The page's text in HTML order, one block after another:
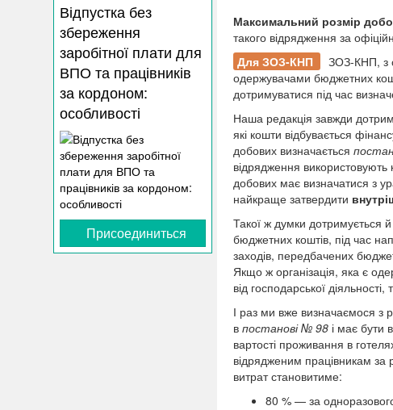
Відпустка без
збереження
заробітної плати для
ВПО та працівників
за кордоном:
особливості
Присоединиться
Максимальний розмір
такого відрядження за
Для ЗОЗ-КНП
ЗОЗ-КНП, з
одержувачами бюджетних
дотримуватися під час
Наша редакція завжди
які кошти відбувається
добових визначається
відрядження використовують
добових має визначатися з
найкраще затвердити
Такої ж думки
бюджетних коштів, під час
заходів, передбачених
Якщо ж організація, яка є
від господарської
І раз ми вже визначаємося з
в постанові № 98і має бути
вартості проживання в
відрядженим працівникам за
витрат становитиме:
80 % — за